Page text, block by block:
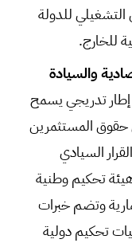
التشغيلي للدولة
للخارج.
والسيادة
تدريجي يسمح
حقوق المستثمرين
السيادي
تحكيم وطنية
وتضم خبرات
تحكيم دولية